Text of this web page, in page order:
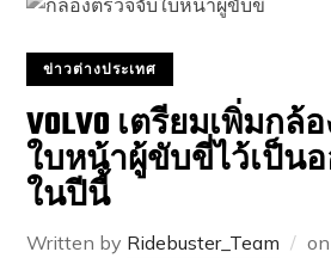
ข่าวต่างประเทศ
VOLVO เตรียมเพิ่มกล้
ใบหน้าผู้ขับขี่ไว้เป็น
ในปีนี้
Written by Ridebuster_Team